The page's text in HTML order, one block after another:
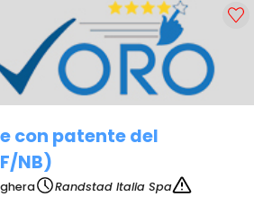
con patente del
NB)
Randstad Italia Spa